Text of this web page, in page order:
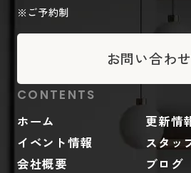
※ご予約制
お問い合わ
CONTENTS
ホーム
更新情
イベント情報
スタッ
会社概要
ブログ